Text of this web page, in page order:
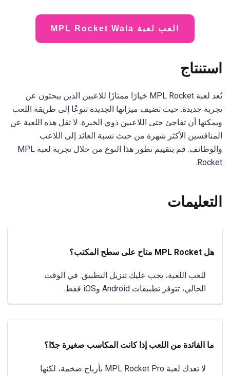
العب لعبة MPL Rocket Wala
استنتاج
تُعد لعبة MPL Rocket خيارًا ممتازًا للاعبين الذين يبحثون عن
تجربة جديدة. حيث تضيف ميزاتها الجديدة تنوعًا إلى طريقة اللعب
ويمكنها أن تفاجئ حتى اللاعبين ذوي الخبرة. لا تقل هذه اللعبة عن
المنافسين الأكثر شهرة من حيث نسبة العائد إلى اللاعب
والوظائف. قم بتقييم تطور هذا النوع من خلال تجربة لعبة MPL
Rocket.
التعليمات
هل MPL Rocket متاح على سطح المكتب؟
للعب اللعبة، يجب عليك تنزيل التطبيق. في الوقت
الحالي، تتوفر تطبيقات Android وiOS فقط.
ما الفائدة من اللعب إذا كانت المكاسب صغيرة جدًا؟
لا تعدك لعبة MPL Rocket Pro بأرباح ضخمة، لكنها